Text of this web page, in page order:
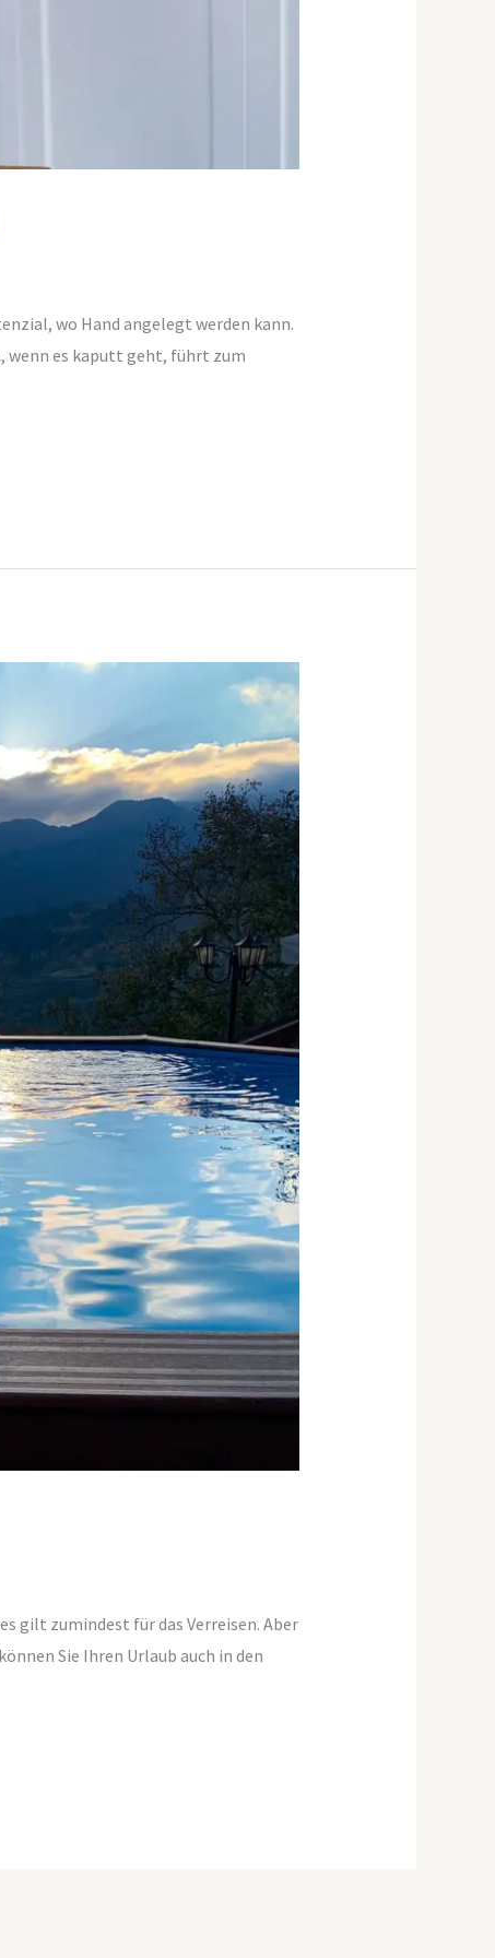
wo Hand angelegt werden kann.
wenn es kaputt geht, führt zum
gilt zumindest für das Verreisen. Aber
Sie Ihren Urlaub auch in den